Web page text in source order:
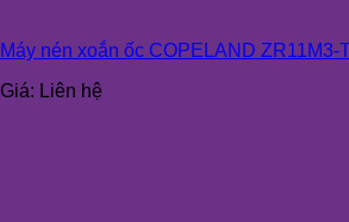
Máy nén xoắn ốc COPELAND ZR11M3-
Giá: Liên hệ